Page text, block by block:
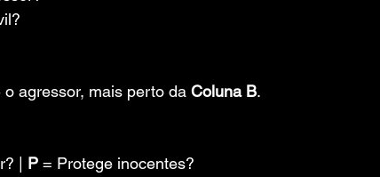
o agressor, mais perto da Coluna B.
| P = Protege inocentes?